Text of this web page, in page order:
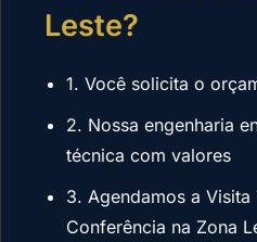
Leste?
1. Você solicita o
2. Nossa engenharia
técnica com valores
3. Agendamos a Visita
Conferência na Zona